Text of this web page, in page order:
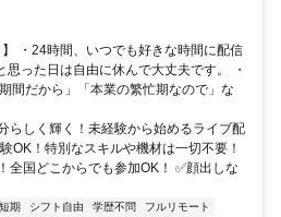
・24時間、いつでも好きな時間に配信
思った日は自由に休んで大丈夫です。 ・
間だから」「本業の繁忙期なので」な
らしく輝く！未経験から始めるライブ配
OK！特別なスキルや機材は一切不要！
全国どこからでも参加OK！ ✅顔出しな
短期 シフト自由 学歴不問
フルリモート